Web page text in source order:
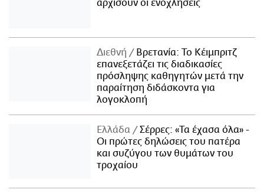
αρχίσουν οι ενοχλήσεις
Διεθνή
Βρετανία: Το Κέιμπριτζ
επανεξετάζει τις διαδικασίες
πρόσληψης καθηγητών μετά την
παραίτηση διδάσκοντα για
λογοκλοπή
Ελλάδα
Σέρρες: «Τα έχασα όλα» -
Οι πρώτες δηλώσεις του πατέρα
και συζύγου των θυμάτων του
τροχαίου